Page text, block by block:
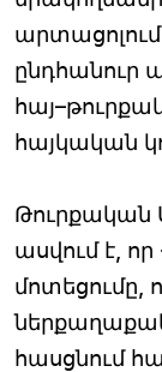
արտացոլում
ընդհանուր
հայկական
Թուրքական
ասվում է,
մոտեցումը,
հասցնում